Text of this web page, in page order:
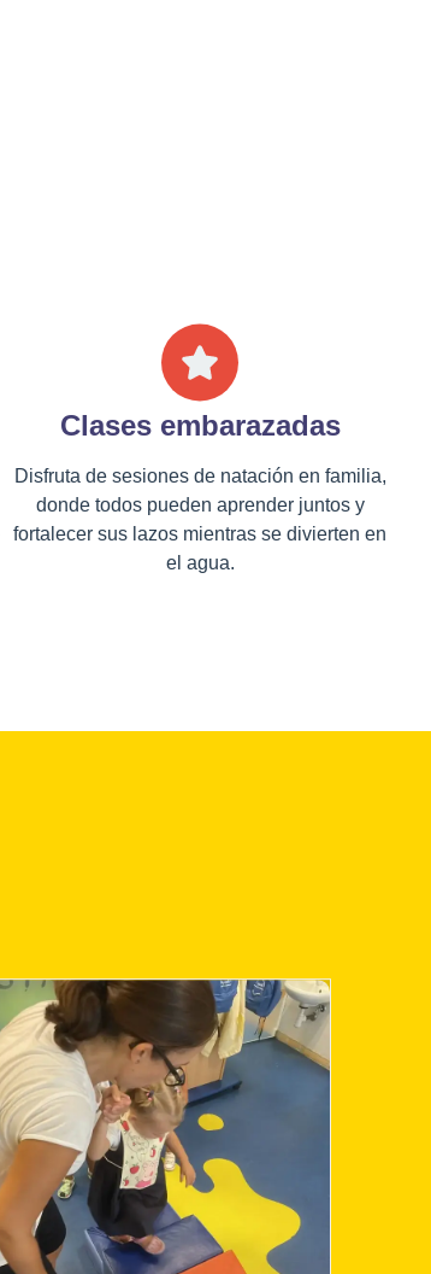
Clases embarazadas
Disfruta de sesiones de natación en familia,
donde todos pueden aprender juntos y
fortalecer sus lazos mientras se divierten en
el agua.